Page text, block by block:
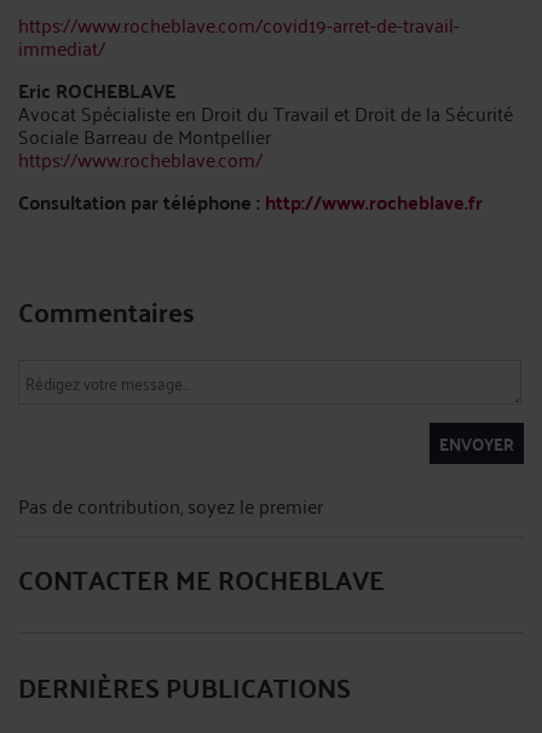
https://www.rocheblave.com/covid19-arret-de-travail-
immediat/
Eric ROCHEBLAVE
Avocat Spécialiste en Droit du Travail et Droit de la Sécurité
Sociale Barreau de Montpellier
https://www.rocheblave.com/
Consultation par téléphone : http://www.rocheblave.fr
Commentaires
ENVOYER
Pas de contribution, soyez le premier
CONTACTER ME ROCHEBLAVE
DERNIÈRES PUBLICATIONS